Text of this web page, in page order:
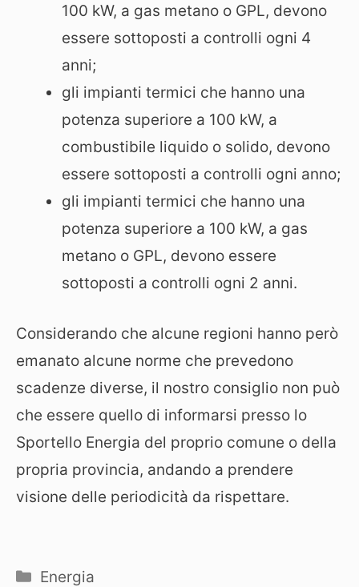
100 kW, a gas metano o GPL, devono
essere sottoposti a controlli ogni 4
anni;
gli impianti termici che hanno una
potenza superiore a 100 kW, a
combustibile liquido o solido, devono
essere sottoposti a controlli ogni anno;
gli impianti termici che hanno una
potenza superiore a 100 kW, a gas
metano o GPL, devono essere
sottoposti a controlli ogni 2 anni.
Considerando che alcune regioni hanno però
emanato alcune norme che prevedono
scadenze diverse, il nostro consiglio non può
che essere quello di informarsi presso lo
Sportello Energia del proprio comune o della
propria provincia, andando a prendere
visione delle periodicità da rispettare.
Categorie
Energia